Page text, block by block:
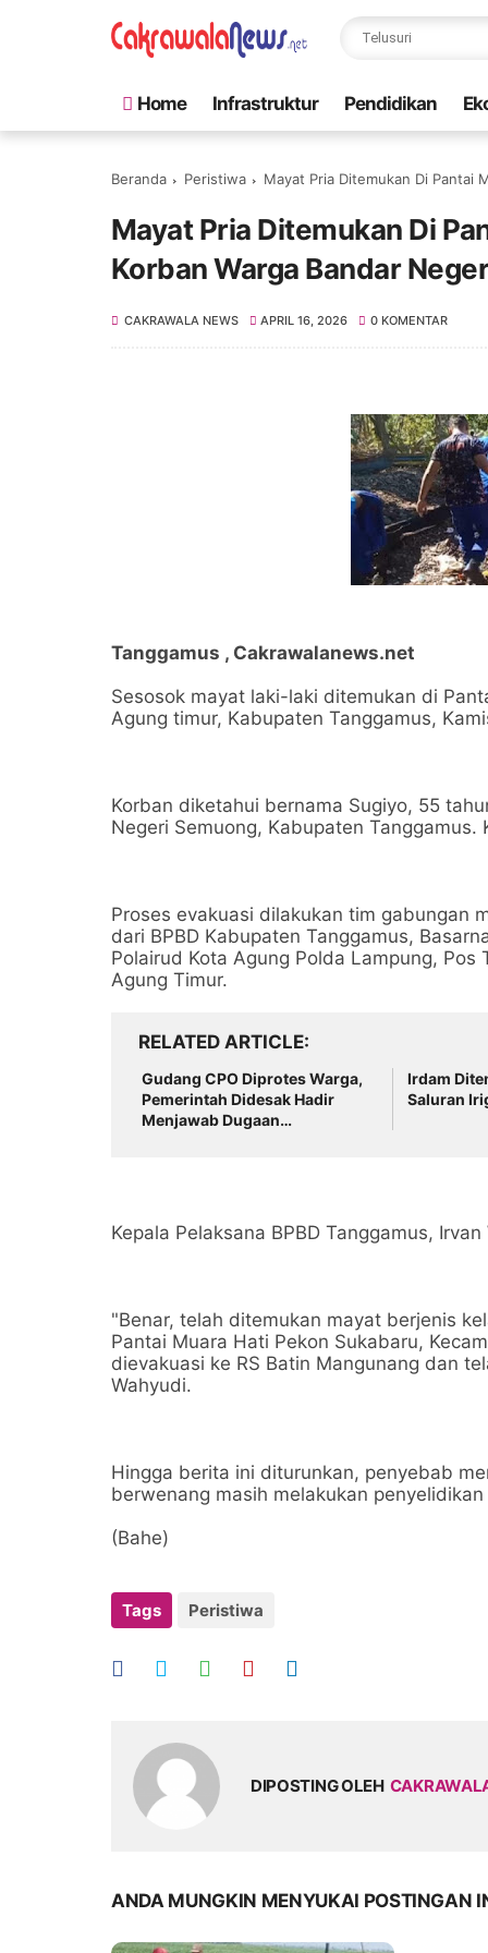
Home Infrastruktur Pendidikan
Beranda Peristiwa Mayat Pria Ditemukan Di Pantai
Mayat Pria Ditemukan Di
Korban Warga Bandar
CAKRAWALA NEWS APRIL 16, 2026 0 KOMENTAR
Tanggamus , Cakrawalanews.net
Sesosok mayat laki-laki ditemukan di
Agung timur, Kabupaten Tanggamus,
Korban diketahui bernama Sugiyo, 55
Negeri Semuong, Kabupaten
Proses evakuasi dilakukan tim gabungan
dari BPBD Kabupaten Tanggamus,
Polairud Kota Agung Polda Lampung,
Agung Timur.
RELATED ARTICLE
Gudang CPO Diprotes Warga,
Pemerintah Didesak Hadir
Menjawab Dugaan
Irdam
Saluran
Kepala Pelaksana BPBD Tanggamus,
"Benar, telah ditemukan mayat berjenis
Pantai Muara Hati Pekon Sukabaru,
dievakuasi ke RS Batin Mangunang dan
Wahyudi.
Hingga berita ini diturunkan, penyebab
berwenang masih melakukan
(Bahe)
Tags Peristiwa
DIPOSTING OLEH
ANDA MUNGKIN MENYUKAI POSTINGAN